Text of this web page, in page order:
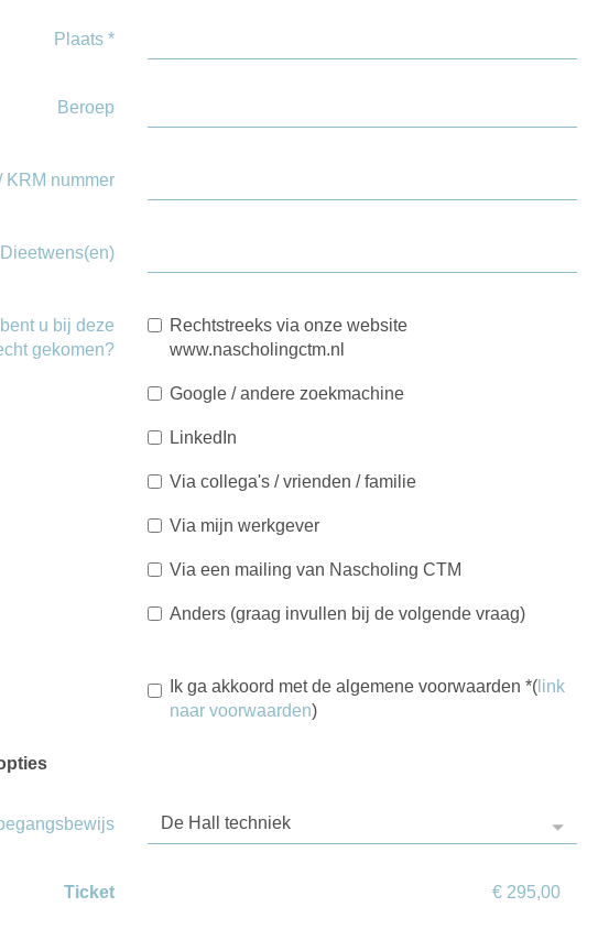
Plaats *
Beroep
KRM nummer
Dieetwens(en)
u bij deze
gekomen?
Rechtstreeks via onze website
www.nascholingctm.nl
Google / andere zoekmachine
LinkedIn
Via collega's / vrienden / familie
Via mijn werkgever
Via een mailing van Nascholing CTM
Anders (graag invullen bij de volgende vraag)
Ik ga akkoord met de algemene voorwaarden *( link
naar voorwaarden)
Ticket € 295,00